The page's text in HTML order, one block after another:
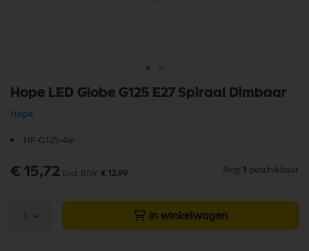
Hope LED Globe G125 E27 Spiraal Dimbaar
Hope
HP-G125-4w
€ 15,72 € 12,99 Nog 1 beschikbaar
1 In winkelwagen
naar
het
begin
de
gallerij